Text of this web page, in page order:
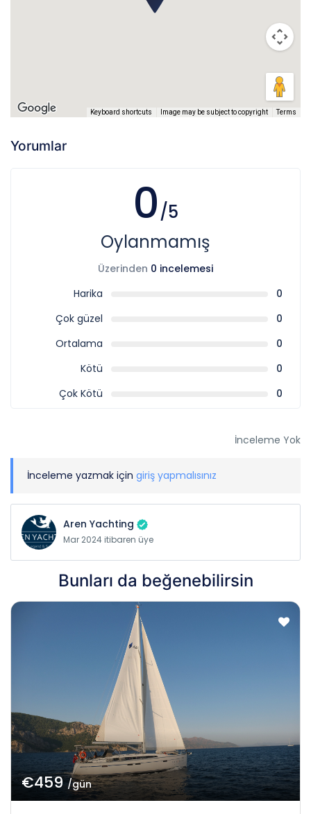
aldırabilirsiniz. Bu hizmetimizde herhangi bir servis ücreti
Keyboard shortcuts Image may be subject to copyright Terms
Yorumlar
0/5
Oylanmamış
Üzerinden 0 incelemesi
Harika
0
Çok güzel
0
Ortalama
0
Kötü
0
Çok Kötü
0
İnceleme Yok
İnceleme yazmak için giriş yapmalısınız
Aren Yachting
Mar 2024 itibaren üye
Bunları da beğenebilirsin
€459/gün